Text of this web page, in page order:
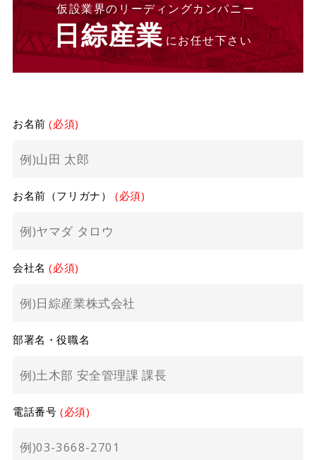
仮設業界のリーディングカンパニー
日綜産業にお任せ下さい
お名前(必須)
お名前（フリガナ） (必須)
会社名(必須)
部署名・役職名
電話番号 (必須)